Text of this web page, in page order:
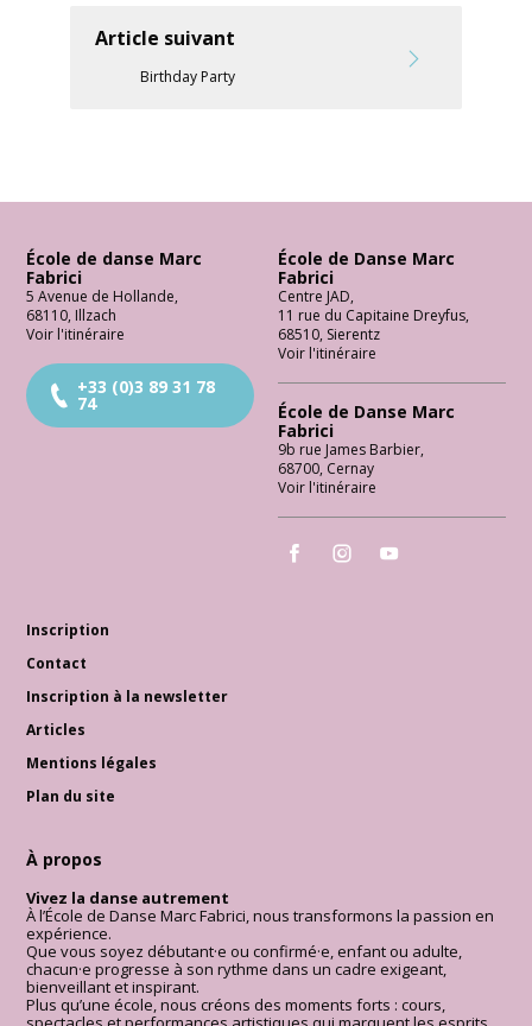
Article suivant
Birthday Party
École de danse Marc
Fabrici
5 Avenue de Hollande,
68110, Illzach
Voir l'itinéraire
+33 (0)3 89 31 78
74
École de Danse Marc
Fabrici
Centre JAD,
11 rue du Capitaine Dreyfus,
68510, Sierentz
Voir l'itinéraire
École de Danse Marc
Fabrici
9b rue James Barbier,
68700, Cernay
Voir l'itinéraire
École de Danse Marc Fabrici
École de Danse Marc Fabrici
École de Danse
Inscription
Contact
Inscription à la newsletter
Articles
Mentions légales
Plan du site
À propos
Vivez la danse autrement
À l’École de Danse Marc Fabrici, nous transformons la passion en
expérience.
Que vous soyez débutant·e ou confirmé·e, enfant ou adulte,
chacun·e progresse à son rythme dans un cadre exigeant,
bienveillant et inspirant.
Plus qu’une école, nous créons des moments forts : cours,